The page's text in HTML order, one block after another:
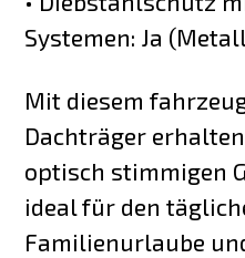
Systemen: Ja
Mit diesem
Dachträger
optisch stimmigen
ideal für den
Familienurlaube